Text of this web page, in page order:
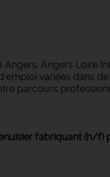
Angers Loire
variées dans
parcours
fabriquant (h/f)